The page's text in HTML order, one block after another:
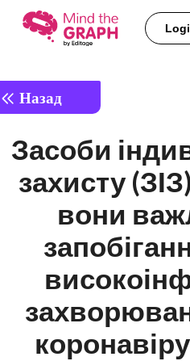
Назад
Засоби
захисту
вони